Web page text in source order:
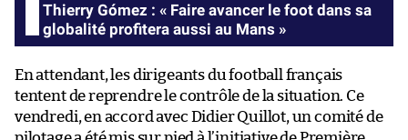
Thierry Gómez : « Faire avancer le foot dans sa
globalité profitera aussi au Mans »
En attendant, les dirigeants du football français
tentent de reprendre le contrôle de la situation. Ce
vendredi, en accord avec Didier Quillot, un comité de